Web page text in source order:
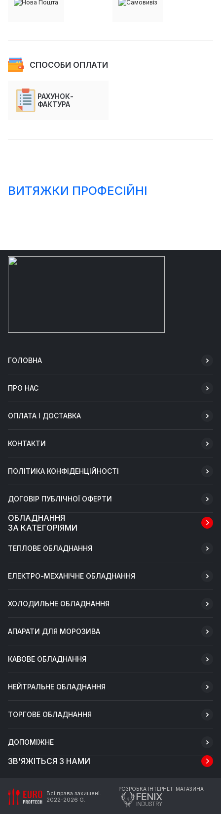
СПОСОБИ ОПЛАТИ
РАХУНОК-
ФАКТУРА
ВИТЯЖКИ ПРОФЕСІЙНІ
ГОЛОВНА
ПРО НАС
ОПЛАТА І ДОСТАВКА
КОНТАКТИ
ПОЛІТИКА КОНФІДЕНЦІЙНОСТІ
ДОГОВІР ПУБЛІЧНОЇ ОФЕРТИ
ОБЛАДНАННЯ
ЗА КАТЕГОРІЯМИ
ТЕПЛОВЕ ОБЛАДНАННЯ
ЕЛЕКТРО-МЕХАНІЧНЕ ОБЛАДНАННЯ
ХОЛОДИЛЬНЕ ОБЛАДНАННЯ
АПАРАТИ ДЛЯ МОРОЗИВА
КАВОВЕ ОБЛАДНАННЯ
НЕЙТРАЛЬНЕ ОБЛАДНАННЯ
ТОРГОВЕ ОБЛАДНАННЯ
ДОПОМІЖНЕ
ЗВ'ЯЖІТЬСЯ З НАМИ
Всі права захищені.
2022-2026 G.
РОЗРОБКА ІНТЕРНЕТ-МАГАЗИНА